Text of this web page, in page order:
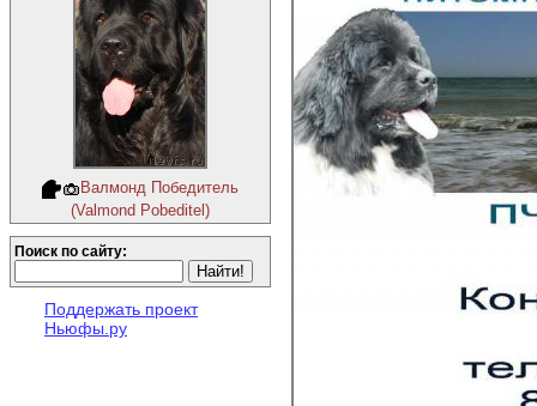
Валмонд Победитель
(Valmond Pobeditel)
Поиск по сайту:
Поддержать проект
Ньюфы.ру